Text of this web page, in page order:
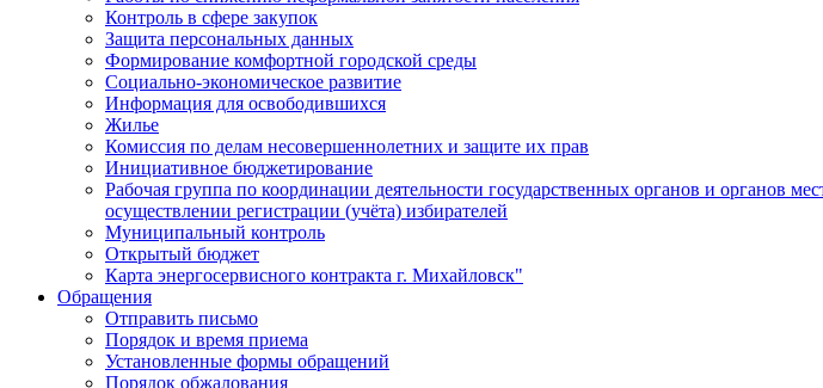
Контроль в сфере закупок
Защита персональных данных
Формирование комфортной городской среды
Социально-экономическое развитие
Информация для освободившихся
Жилье
Комиссия по делам несовершеннолетних и защите их прав
Инициативное бюджетирование
Рабочая группа по координации деятельности государственных органов и органов
осуществлении регистрации (учёта) избирателей
Муниципальный контроль
Открытый бюджет
Карта энергосервисного контракта г. Михайловск"
Обращения
Отправить письмо
Порядок и время приема
Установленные формы обращений
Порядок обжалования